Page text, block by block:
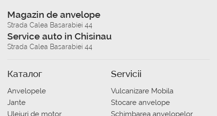
Magazin de anvelope
Strada Calea Basarabiei 44
Service auto in Chisinau
Strada Calea Basarabiei 44
Каталог
Anvelopele
Jante
Uleiuri de motor
Servicii
Vulcanizare Mobila
Stocare anvelope
Schimbarea anvelopelor